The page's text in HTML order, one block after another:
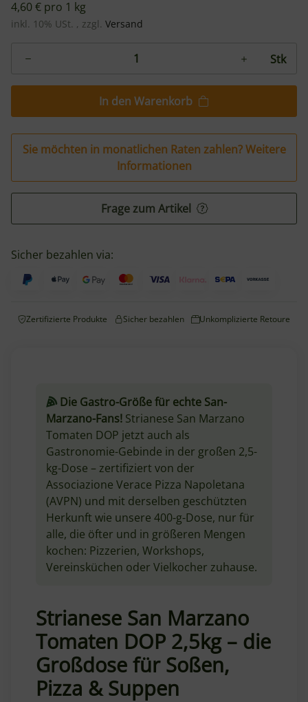
4,60 € pro 1 kg
inkl. 10% USt. , zzgl. Versand
Stk
In den Warenkorb
Sie möchten in monatlichen Raten zahlen?Weitere
Informationen
Frage zum Artikel
Sicher bezahlen via:
Zertifizierte Produkte Sicher bezahlen Unkomplizierte Retoure
Die Gastro-Größe für echte San-
Marzano-Fans! Strianese San Marzano
Tomaten DOP jetzt auch als
Gastronomie-Gebinde in der großen 2,5-
kg-Dose – zertifiziert von der
Associazione Verace Pizza Napoletana
(AVPN) und mit derselben geschützten
Herkunft wie unsere 400-g-Dose, nur für
alle, die öfter und in größeren Mengen
kochen: Pizzerien, Workshops,
Vereinsküchen oder Vielkocher zuhause.
Strianese San Marzano
Tomaten DOP 2,5kg – die
Großdose für Soßen,
Pizza & Suppen